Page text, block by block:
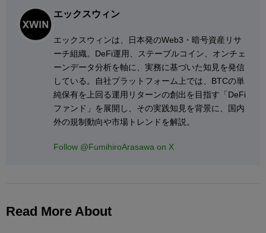
エックスウィン
エックスウィンは、日本発のWeb3・暗号資産リサ
ーチ組織。DeFi運用、ステーブルコイン、オンチェ
ーンデータ分析を軸に、実務に基づいた知見を発信
している。自社プラットフォーム上では、BTCの単
純保有を上回る運用リターンの創出を目指す「DeFi
ファンド」を展開し、その実践知見を背景に、国内
外の規制動向や市場トレンドを解説。
Follow @FumihiroArasawa on X
Read More About